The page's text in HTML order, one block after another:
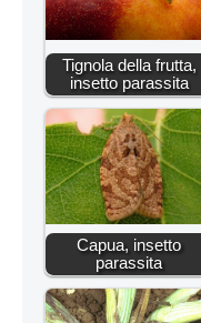
Tignola della frutta,
insetto parassita
Capua, insetto
parassita